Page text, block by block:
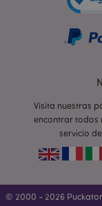
Visita nuestras
encontrar todos
servicio
© 2000 - 2026 Puckator